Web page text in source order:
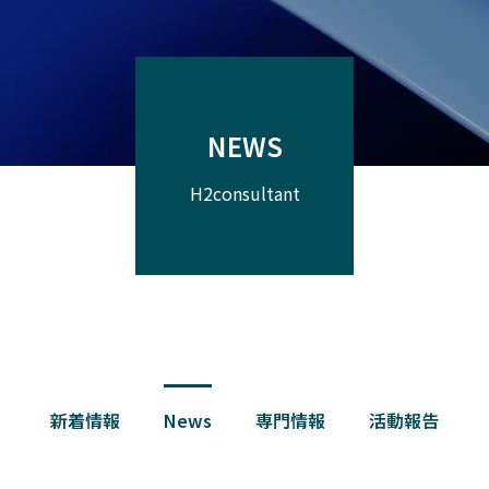
NEWS
H2consultant
新着情報 News 専門情報 活動報告